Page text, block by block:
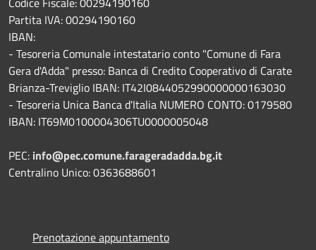
Partita IVA: 00294190160
IBAN:
- Tesoreria Comunale intestatario conto "Comune di Fara
Gera d'Adda" presso: Banca di Credito Cooperativo di Carate
Brianza-Treviglio IBAN: IT42I0844052990000000163030
- Tesoreria Unica Banca d'Italia NUMERO CONTO: 0179580
IBAN: IT69M0100004306TU0000005048
PEC: info@pec.comune.farageradadda.bg.it
Centralino Unico: 0363688601
Prenotazione appuntamento